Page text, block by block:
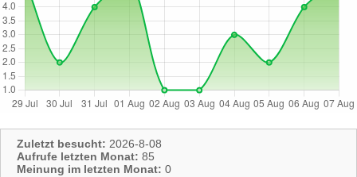
Zuletzt besucht: 2026-8-08
Aufrufe letzten Monat: 85
Meinung im letzten Monat: 0